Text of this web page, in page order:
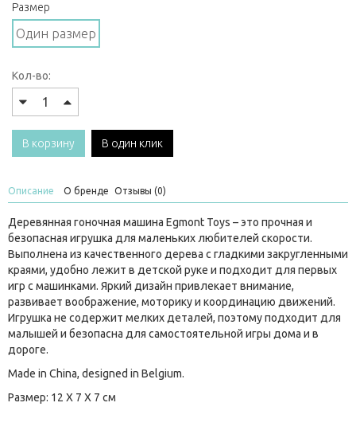
Размер
Один размер
Кол-во:
В корзину В один клик
Описание О бренде Отзывы (0)
Деревянная гоночная машина Egmont Toys – это прочная и
безопасная игрушка для маленьких любителей скорости.
Выполнена из качественного дерева с гладкими закругленными
краями, удобно лежит в детской руке и подходит для первых
игр с машинками. Яркий дизайн привлекает внимание,
развивает воображение, моторику и координацию движений.
Игрушка не содержит мелких деталей, поэтому подходит для
малышей и безопасна для самостоятельной игры дома и в
дороге.
Made in China, designed in Belgium.
Размер: 12 X 7 X 7 см